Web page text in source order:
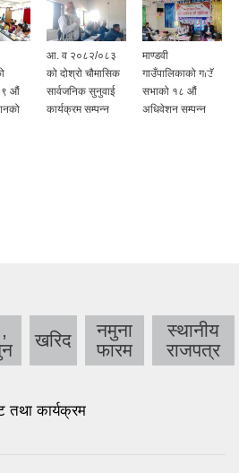
औं
आ. व २०८२/०८३
को दोश्रो चौमासिक
सार्वजनिक सुनुवाई
कार्यक्रम सम्पन्न
माण्डवी
गाउँपालिकाको गाउँ
सभाको १८ औं
अधिवेशन सम्पन्न
खरिद
नमुना
फारम
स्थानीय
राजपत्र
कार्यक्रम